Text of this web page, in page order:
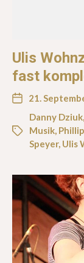
Ulis
fast
21.
Danny Dziuk,
Musik,
Speyer, Ulis